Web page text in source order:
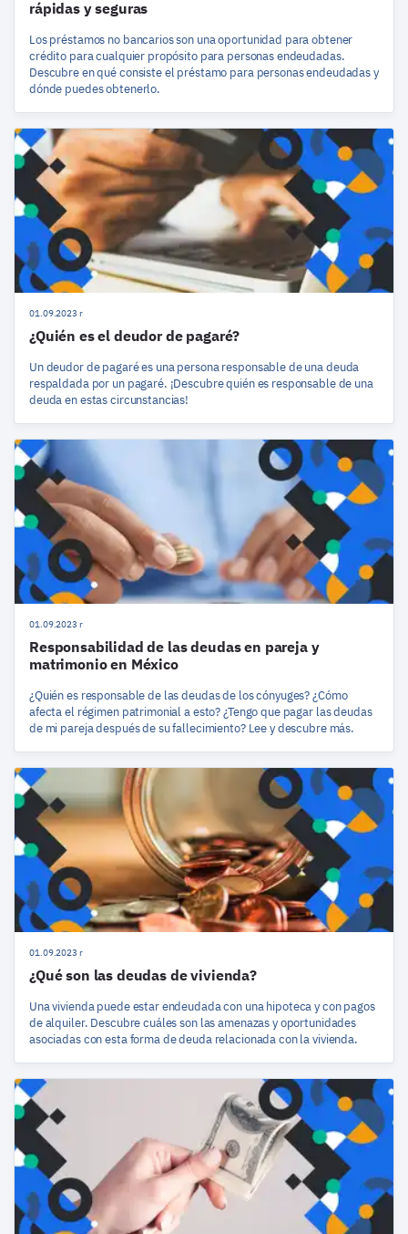
rápidas y seguras
Los préstamos no bancarios son una oportunidad para obtener
crédito para cualquier propósito para personas endeudadas.
Descubre en qué consiste el préstamo para personas endeudadas y
dónde puedes obtenerlo.
01.09.2023 r
¿Quién es el deudor de pagaré?
Un deudor de pagaré es una persona responsable de una deuda
respaldada por un pagaré. ¡Descubre quién es responsable de una
deuda en estas circunstancias!
01.09.2023 r
Responsabilidad de las deudas en pareja y
matrimonio en México
¿Quién es responsable de las deudas de los cónyuges? ¿Cómo
afecta el régimen patrimonial a esto? ¿Tengo que pagar las deudas
de mi pareja después de su fallecimiento? Lee y descubre más.
01.09.2023 r
¿Qué son las deudas de vivienda?
Una vivienda puede estar endeudada con una hipoteca y con pagos
de alquiler. Descubre cuáles son las amenazas y oportunidades
asociadas con esta forma de deuda relacionada con la vivienda.